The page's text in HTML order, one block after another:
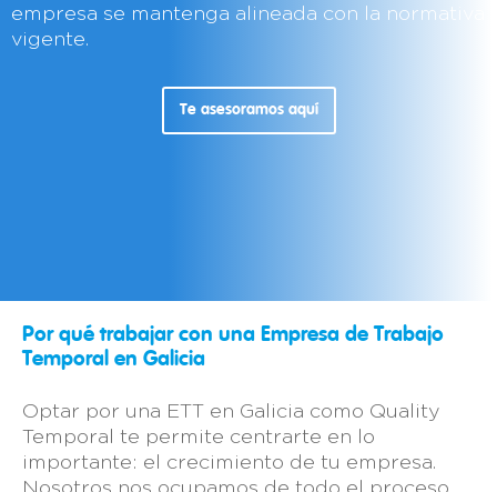
empresa se mantenga alineada con la normativa
vigente.
Te asesoramos aquí
Por qué trabajar con una Empresa de Trabajo
Temporal en Galicia
Optar por una ETT en Galicia como Quality
Temporal te permite centrarte en lo
importante: el crecimiento de tu empresa.